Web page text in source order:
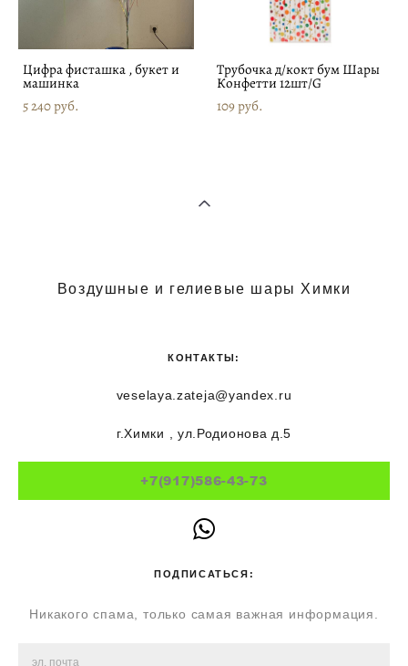
Цифра фисташка , букет и
машинка
5 240 pуб.
Трубочка д/кокт бум Шары
Конфетти 12шт/G
109 pуб.
Воздушные и гелиевые шары Химки
КОНТАКТЫ:
veselaya.zateja@yandex.ru
г.Химки , ул.Родионова д.5
+7(917)586-43-73
ПОДПИСАТЬСЯ:
Никакого спама, только самая важная информация.